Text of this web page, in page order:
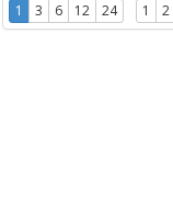
1 3 6 12 24 1 2